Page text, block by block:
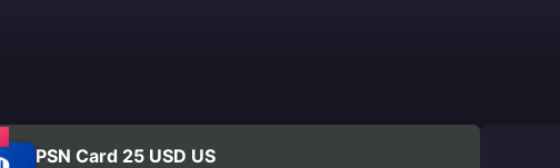
PSN Card 25 USD US